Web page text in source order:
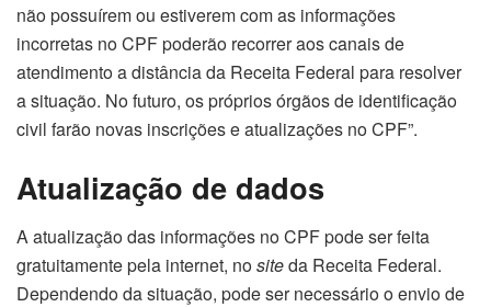
não possuírem ou estiverem com as informações
incorretas no CPF poderão recorrer aos canais de
atendimento a distância da Receita Federal para resolver
a situação. No futuro, os próprios órgãos de identificação
civil farão novas inscrições e atualizações no CPF”.
Atualização de dados
A atualização das informações no CPF pode ser feita
gratuitamente pela internet, nositeda Receita Federal.
Dependendo da situação, pode ser necessário o envio de